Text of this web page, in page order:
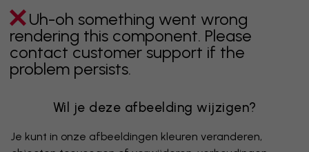
Uh-oh something went wrong
rendering this component. Please
contact customer support if the
problem persists.
Wil je deze afbeelding wijzigen?
Je kunt in onze afbeeldingen kleuren veranderen,